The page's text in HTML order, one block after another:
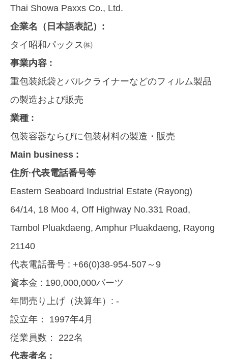
Thai Showa Paxxs Co., Ltd.
企業名（日本語表記）:
タイ昭和パックス㈱
事業内容 :
重包装紙袋とバルクライナーなどのフィルム製品
の製造および販売
業種 :
包装容器ならびに包装材料の製造・販売
Main business :
住所·代表電話番号等
Eastern Seaboard Industrial Estate (Rayong)
64/14, 18 Moo 4, Off Highway No.331 Road,
Tambol Pluakdaeng, Amphur Pluakdaeng, Rayong
21140
代表電話番号 : +66(0)38-954-507～9
資本金 : 190,000,000バーツ
年間売り上げ（決算年）: -
設立年： 1997年4月
従業員数： 222名
代表者名 :